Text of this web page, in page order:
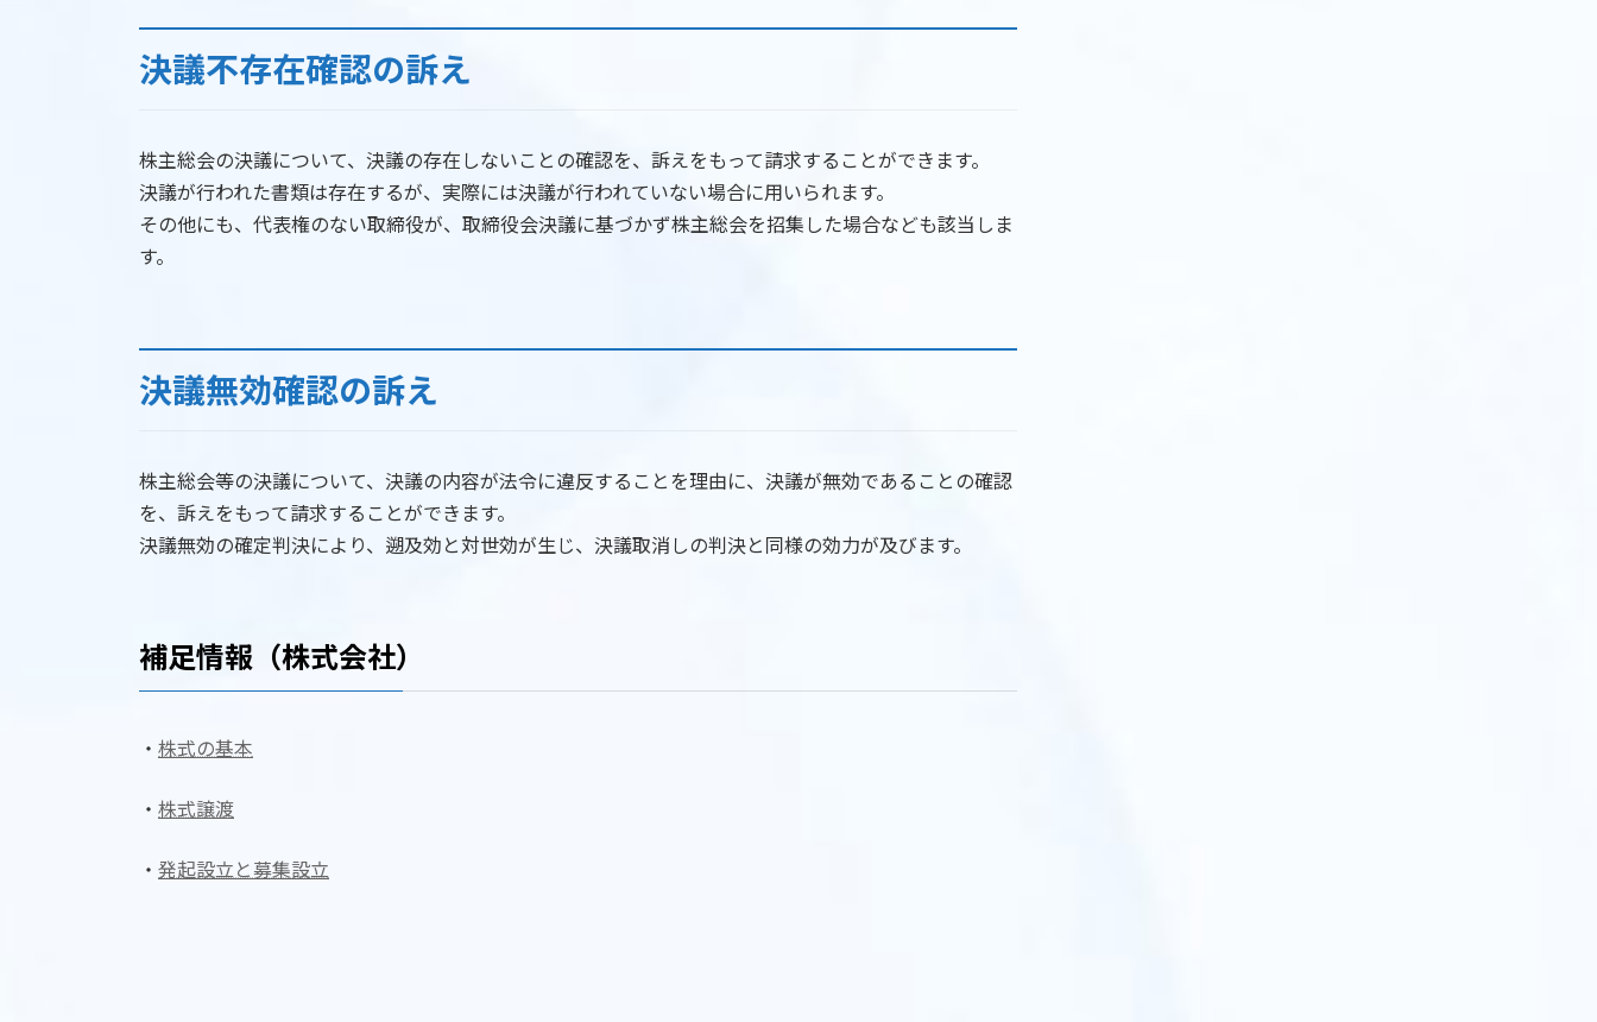
決議不存在確認の訴え
株主総会の決議について、決議の存在しないことの確認を、訴えをもって請求することができます。
決議が行われた書類は存在するが、実際には決議が行われていない場合に用いられます。
その他にも、代表権のない取締役が、取締役会決議に基づかず株主総会を招集した場合なども該当しま
す。
決議無効確認の訴え
株主総会等の決議について、決議の内容が法令に違反することを理由に、決議が無効であることの確認
を、訴えをもって請求することができます。
決議無効の確定判決により、遡及効と対世効が生じ、決議取消しの判決と同様の効力が及びます。
補足情報（株式会社）
・ 株式の基本
・ 株式譲渡
・ 発起設立と募集設立